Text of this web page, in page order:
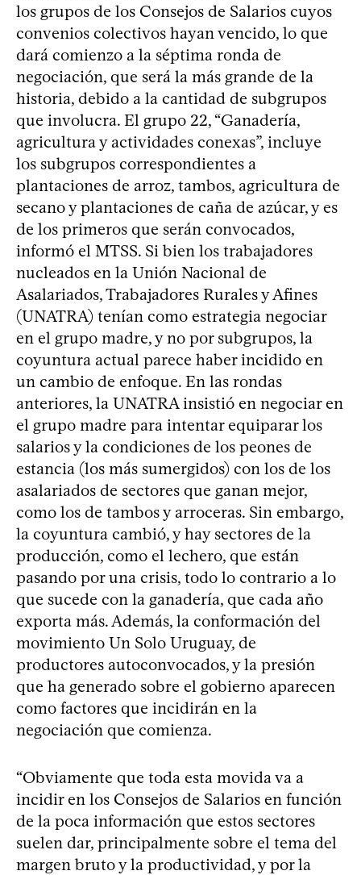
los grupos de los Consejos de Salarios cuyos
convenios colectivos hayan vencido, lo que
dará comienzo a la séptima ronda de
negociación, que será la más grande de la
historia, debido a la cantidad de subgrupos
que involucra. El grupo 22, “Ganadería,
agricultura y actividades conexas”, incluye
los subgrupos correspondientes a
plantaciones de arroz, tambos, agricultura de
secano y plantaciones de caña de azúcar, y es
de los primeros que serán convocados,
informó el MTSS. Si bien los trabajadores
nucleados en la Unión Nacional de
Asalariados, Trabajadores Rurales y Afines
(UNATRA) tenían como estrategia negociar
en el grupo madre, y no por subgrupos, la
coyuntura actual parece haber incidido en
un cambio de enfoque. En las rondas
anteriores, la UNATRA insistió en negociar en
el grupo madre para intentar equiparar los
salarios y la condiciones de los peones de
estancia (los más sumergidos) con los de los
asalariados de sectores que ganan mejor,
como los de tambos y arroceras. Sin embargo,
la coyuntura cambió, y hay sectores de la
producción, como el lechero, que están
pasando por una crisis, todo lo contrario a lo
que sucede con la ganadería, que cada año
exporta más. Además, la conformación del
movimiento Un Solo Uruguay, de
productores autoconvocados, y la presión
que ha generado sobre el gobierno aparecen
como factores que incidirán en la
negociación que comienza.
“Obviamente que toda esta movida va a
incidir en los Consejos de Salarios en función
de la poca información que estos sectores
suelen dar, principalmente sobre el tema del
margen bruto y la productividad, y por la